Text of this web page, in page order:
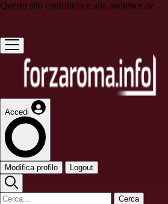
Questo sito contribuisce alla audience de
Accedi
Modifica profilo Logout
Cerca